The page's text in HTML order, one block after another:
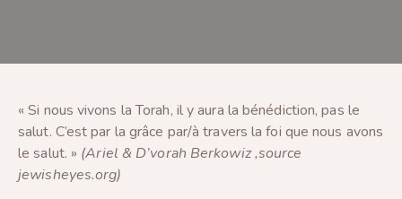
« Si nous vivons la Torah, il y aura la bénédiction, pas le
salut. C’est par la grâce par/à travers la foi que nous avons
le salut. » (Ariel & D’vorah Berkowiz ,source
jewisheyes.org)